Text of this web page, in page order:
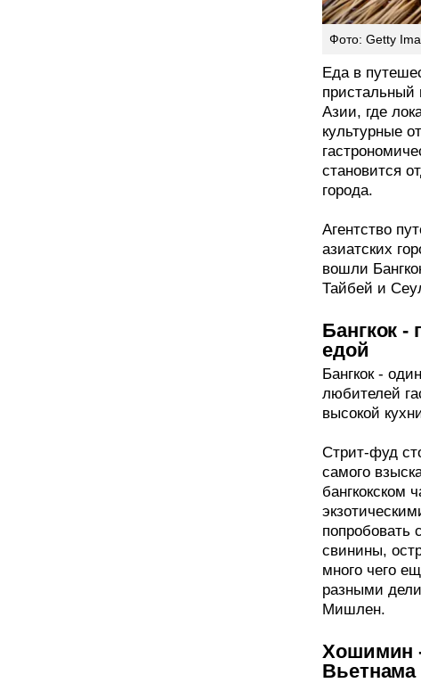
Фото: Getty
Еда в
пристальный
Азии, где
культурные
становится
города.
Агентство
азиатских
вошли
Тайбей и
Бангкок -
едой
Бангкок -
любителей
высокой
Стрит-фуд
самого
бангкокском
попробовать
свинины,
много чего
разными
Мишлен.
Хошимин
Вьетнама